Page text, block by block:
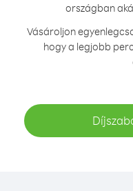
országban
Vásároljon
hogy a legjobb